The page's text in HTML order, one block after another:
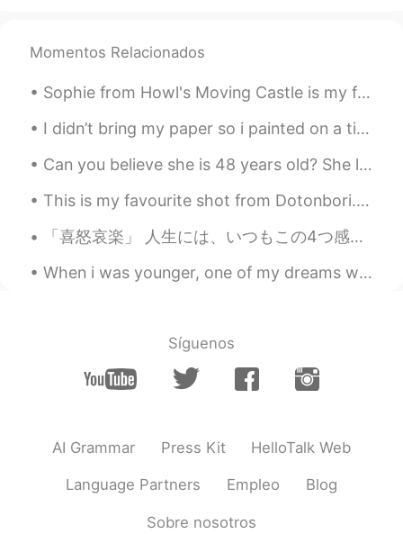
Lala
one, also the taste is very unique. I’m so
MS JP
@sami samiありがとうございます！！🥰
Lala 2020.04.24 04:58
はたくさんタイプ😍😍
Lala 2020.04.24 04:55
MS JP
小さい頃私は毎日食べた😍
Momentos Relacionados
Sophie from Howl's Moving Castle is my favourite female character in Ghibli. She is beautiful, st...
I didn’t bring my paper so i painted on a tissue paper instead 😂 Killing some time, chilling in a...
Can you believe she is 48 years old? She looks like she's 28! She must be the hottest 48 year old...
This is my favourite shot from Dotonbori. My sister took this shot for me as i was too busy takin...
「喜怒哀楽」 人生には、いつもこの4つ感じはあります。 でも、喜の時、怒の時、哀の時、楽の時も一番必要な事は瞬間を楽しみください。何事も一瞬一瞬過ぎられます。考え過ぎしないよ~ 人生は短いね...
When i was younger, one of my dreams was to visit the dotonburi. Few months ago, i made that drea...
Síguenos
AI Grammar Press Kit HelloTalk Web
Language Partners Empleo Blog
Sobre nosotros